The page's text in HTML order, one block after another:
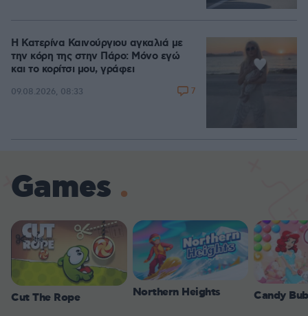
Η Κατερίνα Καινούργιου αγκαλιά με
την κόρη της στην Πάρο: Μόνο εγώ
και το κορίτσι μου, γράφει
09.08.2026, 08:33 7
Games
Cut The Rope Northern Heights Candy